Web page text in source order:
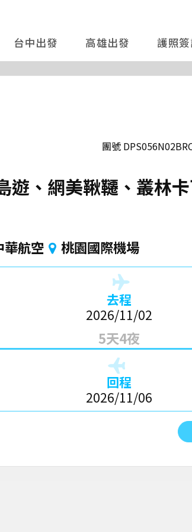
台中出發 高雄出發 護照
團號
遊、網美鞦韆、叢林
華航空 桃園國際機場
去程
2026/11/02
5天4夜
回程
2026/11/06